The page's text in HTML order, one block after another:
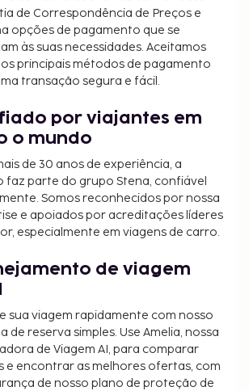
USD por estadia
as taxas que o alojamento nos
seguro sem
USD por dia (entradas e saídas
não estar completa. As taxas e
não incluir impostos e estão
as crianças não tenham direito
almoço gratuitamente.
de Correspondência de Preços e
opções de pagamento que se
às suas necessidades. Aceitamos
principais métodos de pagamento
transação segura e fácil.
por viajantes em
o mundo
de 30 anos de experiência, a
faz parte do grupo Stena, confiável
Somos reconhecidos por nossa
e apoiados por acreditações líderes
especialmente em viagens de carro.
de viagem
sua viagem rapidamente com nosso
de reserva simples. Use Amelia, nossa
de Viagem AI, para comparar
e encontrar as melhores ofertas, com
de nosso plano de proteção de